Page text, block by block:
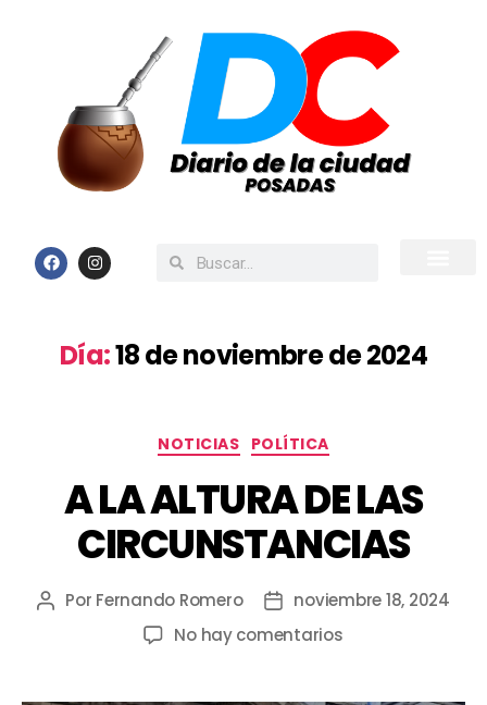
Día:18 de noviembre de 2024
NOTICIAS POLÍTICA
A LA ALTURA DE LAS
CIRCUNSTANCIAS
Por Fernando Romero
noviembre 18, 2024
No hay comentarios